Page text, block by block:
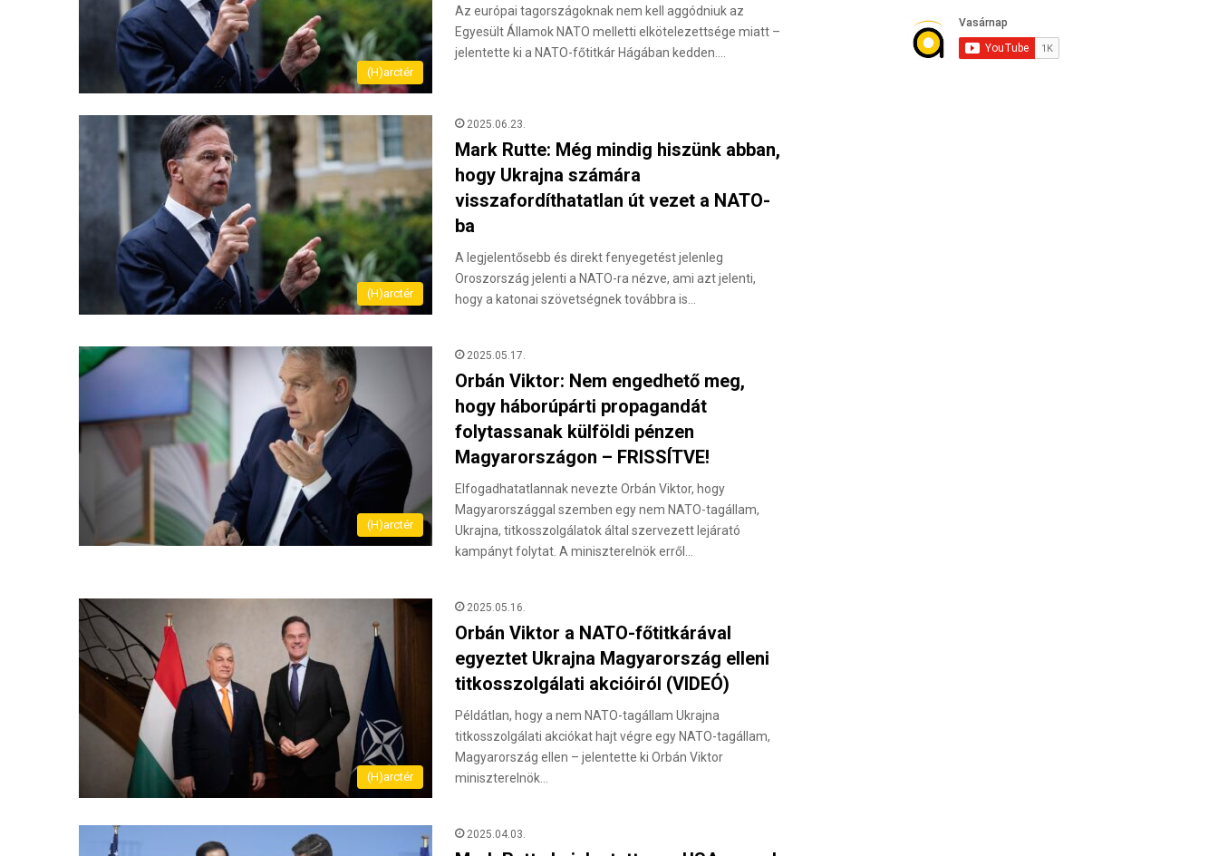
(H)arctér
Az európai tagországoknak nem kell aggódniuk az
Egyesült Államok NATO melletti elkötelezettsége miatt –
jelentette ki a NATO-főtitkár Hágában kedden.…
(H)arctér
2025.06.23.
Mark Rutte: Még mindig hiszünk abban,
hogy Ukrajna számára
visszafordíthatatlan út vezet a NATO-
ba
A legjelentősebb és direkt fenyegetést jelenleg
Oroszország jelenti a NATO-ra nézve, ami azt jelenti,
hogy a katonai szövetségnek továbbra is…
(H)arctér
2025.05.17.
Orbán Viktor: Nem engedhető meg,
hogy háborúpárti propagandát
folytassanak külföldi pénzen
Magyarországon – FRISSÍTVE!
Elfogadhatatlannak nevezte Orbán Viktor, hogy
Magyarországgal szemben egy nem NATO-tagállam,
Ukrajna, titkosszolgálatok által szervezett lejárató
kampányt folytat. A miniszterelnök erről…
(H)arctér
2025.05.16.
Orbán Viktor a NATO-főtitkárával
egyeztet Ukrajna Magyarország elleni
titkosszolgálati akcióiról (VIDEÓ)
Példátlan, hogy a nem NATO-tagállam Ukrajna
titkosszolgálati akciókat hajt végre egy NATO-tagállam,
Magyarország ellen – jelentette ki Orbán Viktor
miniszterelnök…
2025.04.03.